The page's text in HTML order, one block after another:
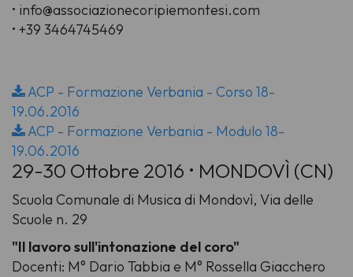
• info@associazionecoripiemontesi.com
• +39 3464745469
ACP - Formazione Verbania - Corso 18-
19.06.2016
ACP - Formazione Verbania - Modulo 18-
19.06.2016
29-30 Ottobre 2016 • MONDOVÌ (CN)
Scuola Comunale di Musica di Mondovì, Via delle
Scuole n. 29
"Il lavoro sull'intonazione del coro"
Docenti: M° Dario Tabbia e M° Rossella Giacchero